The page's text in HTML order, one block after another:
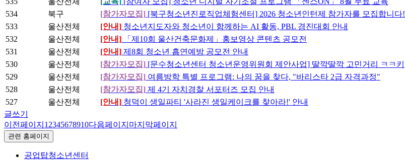
534
북구 [참가자모집] [북구청소년진로직업체험센터] 2026 청소년인턴제 참가자를 모집합니다!
533
울산전체 [안내] 청소년지도자와 청소년이 함께하는 AI 활동, PBL 경진대회 안내
532
울산전체 [안내] 「제10회 울산건축문화제」홍보영상 콘텐츠 공모전
531
울산전체 [안내] 제8회 청소년 흡연예방 공모전 안내
530
울산전체 [참가자모집] [문수청소년센터 청소년운영위원회 제안사업] 딸깍딸깍 고민거리 ㅋㅋ키
529
울산전체 [참가자모집] 여름방학 특별 프로그램: 나의 꿈을 찾다, "바리스타 2급 자격과정"
528
울산전체 [참가자모집] 제 4기 자치경찰 서포터즈 모집 안내
527
울산전체 [안내] 청덕이 생일파티 '사라진 생일케이크를 찾아라!' 안내
글쓰기
이전페이지 1 2345678910다음페이지 마지막페이지
관련 홈페이지
공업탑청소년센터